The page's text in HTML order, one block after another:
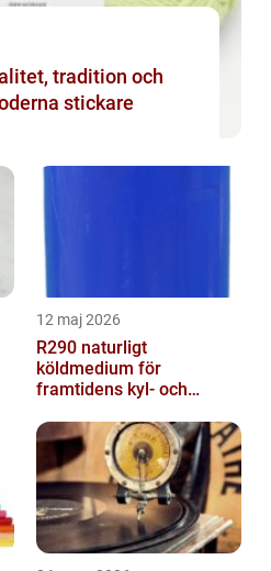
stickare
12 maj 2026
R290 naturligt
köldmedium för
framtidens kyl- och